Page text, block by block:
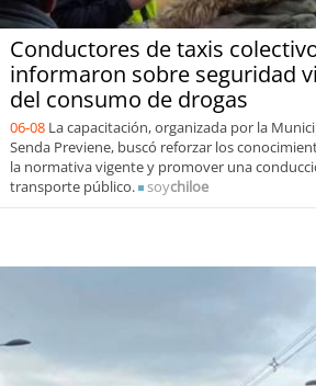
Conductores de taxis
informaron sobre seguridad
del consumo de drogas
06-08 La capacitación, organizada por la
Senda Previene, buscó reforzar los
la normativa vigente y promover una
transporte público.
soychiloe